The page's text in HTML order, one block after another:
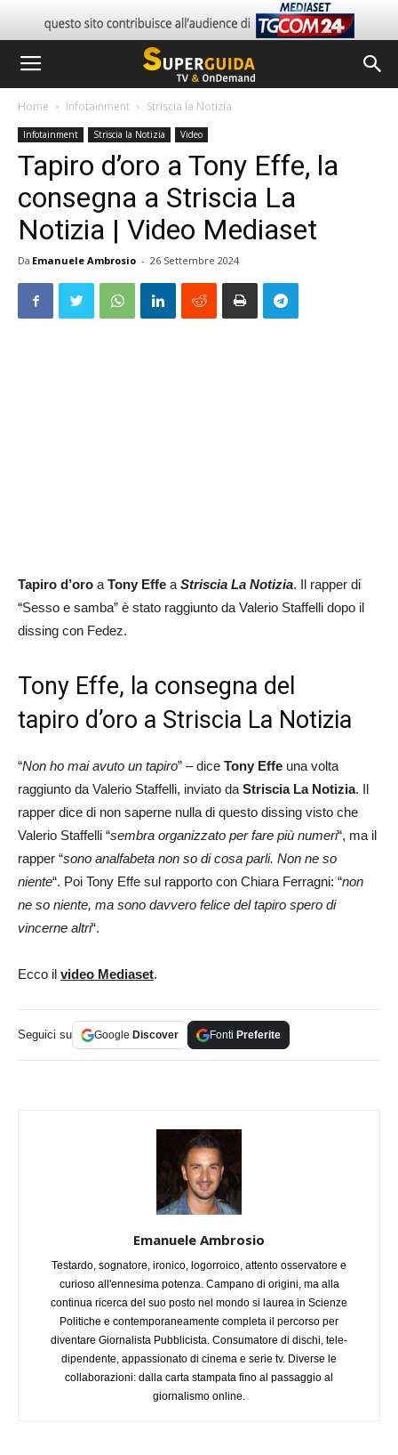
Home Infotainment Striscia la Notizia
Infotainment Striscia la Notizia Video
Tapiro d’oro a Tony Effe, la
consegna a Striscia La
Notizia | Video Mediaset
Da Emanuele Ambrosio - 26 Settembre 2024
Tapiro d’oro aTony Effe aStriscia La Notizia. Il rapper di
“Sesso e samba” è stato raggiunto da Valerio Staffelli dopo il
dissing con Fedez.
Tony Effe, la consegna del
tapiro d’oro a Striscia La Notizia
“Non ho mai avuto un tapiro” – dice Tony Effe una volta
raggiunto da Valerio Staffelli, inviato daStriscia La Notizia. Il
rapper dice di non saperne nulla di questo dissing visto che
Valerio Staffelli “sembra organizzato per fare più numeri“, ma il
rapper “sono analfabeta non so di cosa parli. Non ne so
niente“. Poi Tony Effe sul rapporto con Chiara Ferragni: “non
ne so niente, ma sono davvero felice del tapiro spero di
vincerne altri“.
Ecco il video Mediaset.
Seguici su Google Discover Fonti Preferite
Emanuele Ambrosio
Testardo, sognatore, ironico, logorroico, attento osservatore e
curioso all'ennesima potenza. Campano di origini, ma alla
continua ricerca del suo posto nel mondo si laurea in Scienze
Politiche e contemporaneamente completa il percorso per
diventare Giornalista Pubblicista. Consumatore di dischi, tele-
dipendente, appassionato di cinema e serie tv. Diverse le
collaborazioni: dalla carta stampata fino al passaggio al
giornalismo online.